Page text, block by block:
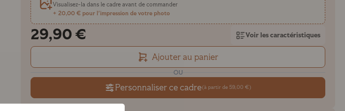
Visualisez-la dans le cadre avant de commander
+ 20,00 € pour l'impression de votre photo
29,90 € Voir les caractéristiques
Ajouter au panier
OU
Personnaliser ce cadre(à partir de 59,00 €)